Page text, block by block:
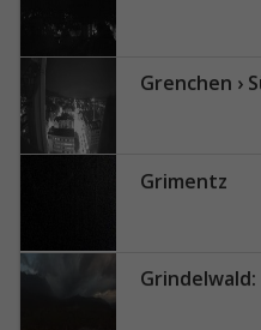
Grenchen ›
Grimentz
Grindelwald: Belvedere Swiss Quality